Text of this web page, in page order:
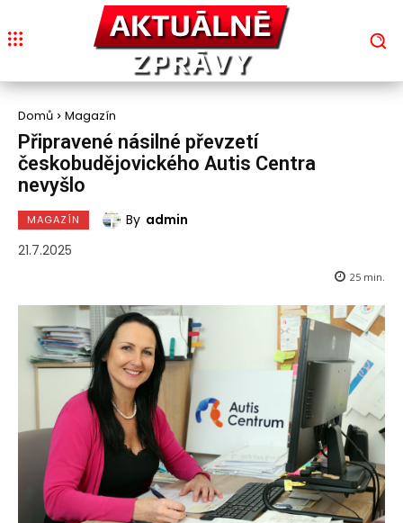
Domů Magazín
Připravené násilné převzetí
českobudějovického Autis Centra
nevyšlo
MAGAZÍN By admin
21.7.2025
25 min.